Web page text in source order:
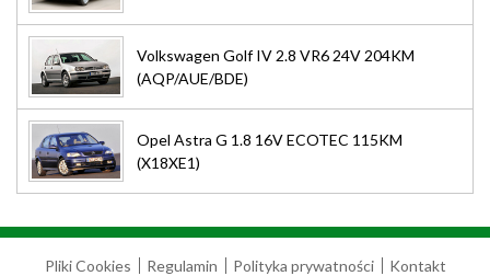
Volkswagen Golf IV 2.8 VR6 24V 204KM
(AQP/AUE/BDE)
Opel Astra G 1.8 16V ECOTEC 115KM
(X18XE1)
Pliki Cookies Regulamin Polityka prywatności Kontakt